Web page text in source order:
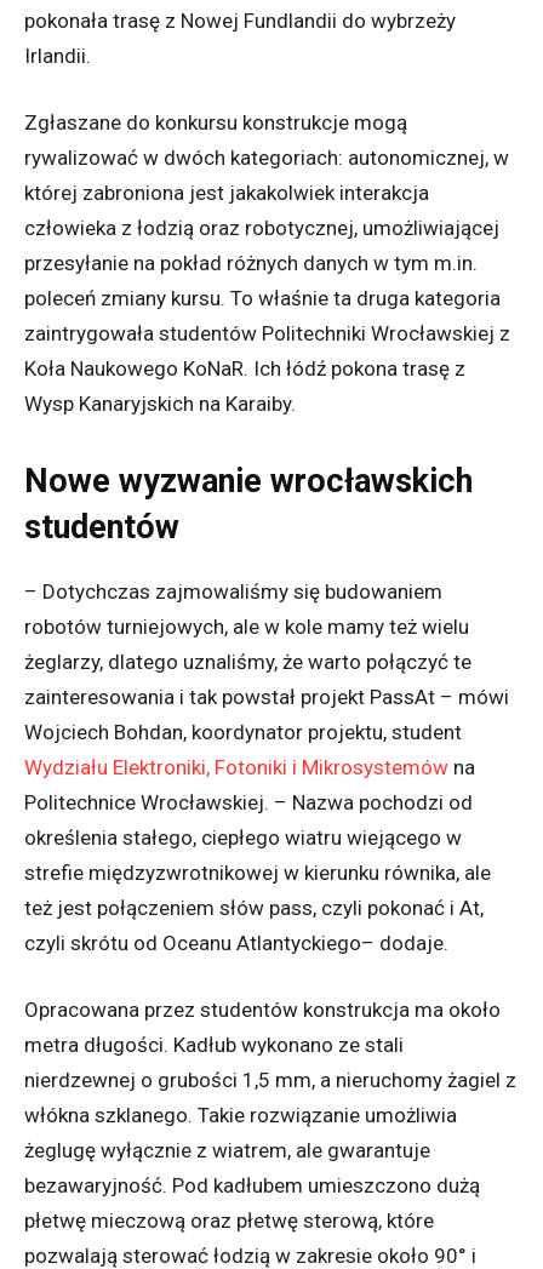
pokonała trasę z Nowej Fundlandii do wybrzeży
Irlandii.
Zgłaszane do konkursu konstrukcje mogą
rywalizować w dwóch kategoriach: autonomicznej, w
której zabroniona jest jakakolwiek interakcja
człowieka z łodzią oraz robotycznej, umożliwiającej
przesyłanie na pokład różnych danych w tym m.in.
poleceń zmiany kursu. To właśnie ta druga kategoria
zaintrygowała studentów Politechniki Wrocławskiej z
Koła Naukowego KoNaR. Ich łódź pokona trasę z
Wysp Kanaryjskich na Karaiby.
Nowe wyzwanie wrocławskich
studentów
– Dotychczas zajmowaliśmy się budowaniem
robotów turniejowych, ale w kole mamy też wielu
żeglarzy, dlatego uznaliśmy, że warto połączyć te
zainteresowania i tak powstał projekt PassAt – mówi
Wojciech Bohdan, koordynator projektu, student
Wydziału Elektroniki, Fotoniki i Mikrosystemów na
Politechnice Wrocławskiej. – Nazwa pochodzi od
określenia stałego, ciepłego wiatru wiejącego w
strefie międzyzwrotnikowej w kierunku równika, ale
też jest połączeniem słów pass, czyli pokonać i At,
czyli skrótu od Oceanu Atlantyckiego– dodaje.
Opracowana przez studentów konstrukcja ma około
metra długości. Kadłub wykonano ze stali
nierdzewnej o grubości 1,5 mm, a nieruchomy żagiel z
włókna szklanego. Takie rozwiązanie umożliwia
żeglugę wyłącznie z wiatrem, ale gwarantuje
bezawaryjność. Pod kadłubem umieszczono dużą
płetwę mieczową oraz płetwę sterową, które
pozwalają sterować łodzią w zakresie około 90° i